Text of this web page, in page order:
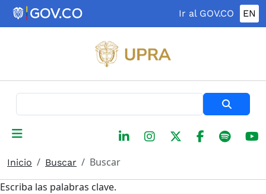
Pasar al contenido principal
Ir al GOV.CO EN
Inicio Buscar
Buscar
Escriba las palabras clave.